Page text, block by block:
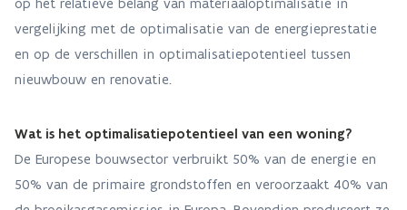
vergelijking met de optimalisatie van de energieprestatie
en op de verschillen in optimalisatiepotentieel tussen
nieuwbouw en renovatie.
Wat is het optimalisatiepotentieel van een woning?
De Europese bouwsector verbruikt 50% van de energie en
50% van de primaire grondstoffen en veroorzaakt 40% van